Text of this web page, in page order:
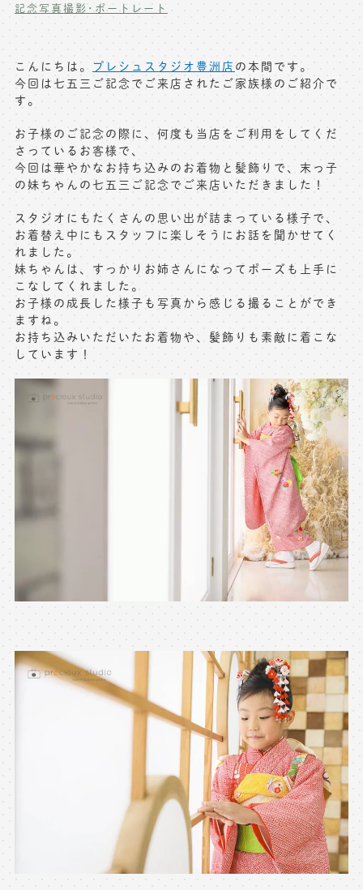
マタニティフォト撮影
フレンド記念撮影
出張撮影(鎌倉)
無料会員登録
料金シミュレーション
お問い合わせ窓口
各店舗までお問い合わせください
toiawase@precieux-studio.com
※上記アドレスは総合窓口となります
[定休日] 土日祝日
マイページへログインする
記念写真撮影･ポートレート
こんにちは。 プレシュスタジオ豊洲店 の本間です。
今回は七五三ご記念でご来店されたご家族様のご紹介で
す。
お子様のご記念の際に、何度も当店をご利用をしてくだ
さっているお客様で、
今回は華やかなお持ち込みのお着物と髪飾りで、末っ子
の妹ちゃんの七五三ご記念でご来店いただきました！
スタジオにもたくさんの思い出が詰まっている様子で、
お着替え中にもスタッフに楽しそうにお話を聞かせてく
れました。
妹ちゃんは、すっかりお姉さんになってポーズも上手に
こなしてくれました。
お子様の成長した様子も写真から感じる撮ることができ
ますね。
お持ち込みいただいたお着物や、髪飾りも素敵に着こな
しています！